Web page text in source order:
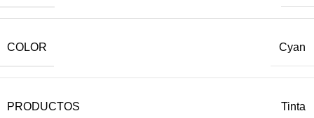
COLOR Cyan
PRODUCTOS Tinta